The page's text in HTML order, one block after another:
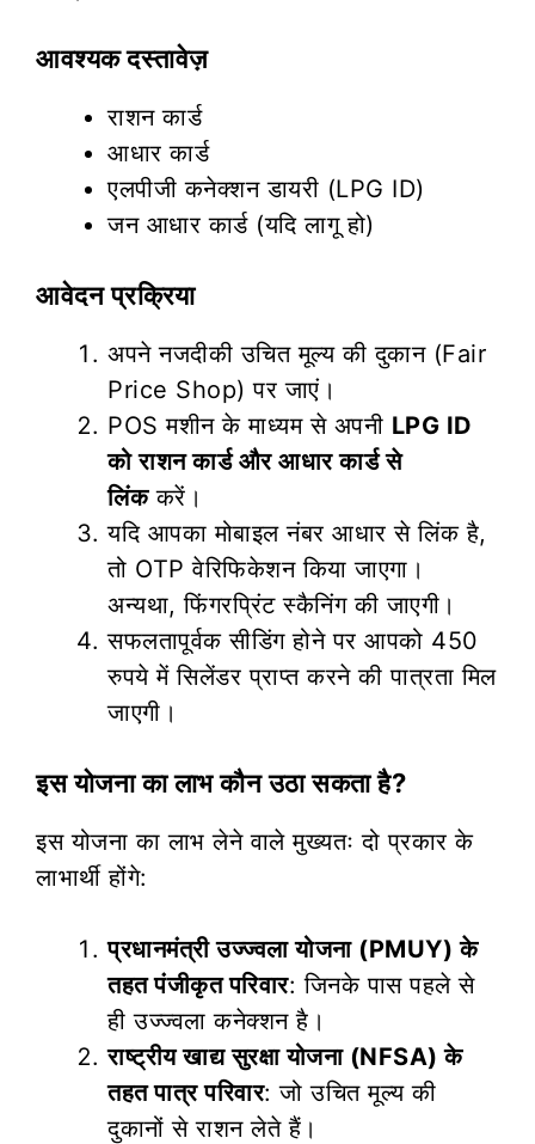
आवश्यक दस्तावेज़
राशन कार्ड
आधार कार्ड
एलपीजी कनेक्शन डायरी (LPG ID)
जन आधार कार्ड (यदि लागू हो)
आवेदन प्रक्रिया
अपने नजदीकी उचित मूल्य की दुकान (Fair
Price Shop) पर जाएं।
POS मशीन के माध्यम से अपनी LPG ID
को राशन कार्ड और आधार कार्ड से
लिंककरें।
यदि आपका मोबाइल नंबर आधार से लिंक है,
तो OTP वेरिफिकेशन किया जाएगा।
अन्यथा, फिंगरप्रिंट स्कैनिंग की जाएगी।
सफलतापूर्वक सीडिंग होने पर आपको 450
रुपये में सिलेंडर प्राप्त करने की पात्रता मिल
जाएगी।
इस योजना का लाभ कौन उठा सकता है?
इस योजना का लाभ लेने वाले मुख्यतः दो प्रकार के
लाभार्थी होंगे:
प्रधानमंत्री उज्ज्वला योजना (PMUY) के
तहत पंजीकृत परिवार: जिनके पास पहले से
ही उज्ज्वला कनेक्शन है।
राष्ट्रीय खाद्य सुरक्षा योजना (NFSA) के
तहत पात्र परिवार: जो उचित मूल्य की
दुकानों से राशन लेते हैं।